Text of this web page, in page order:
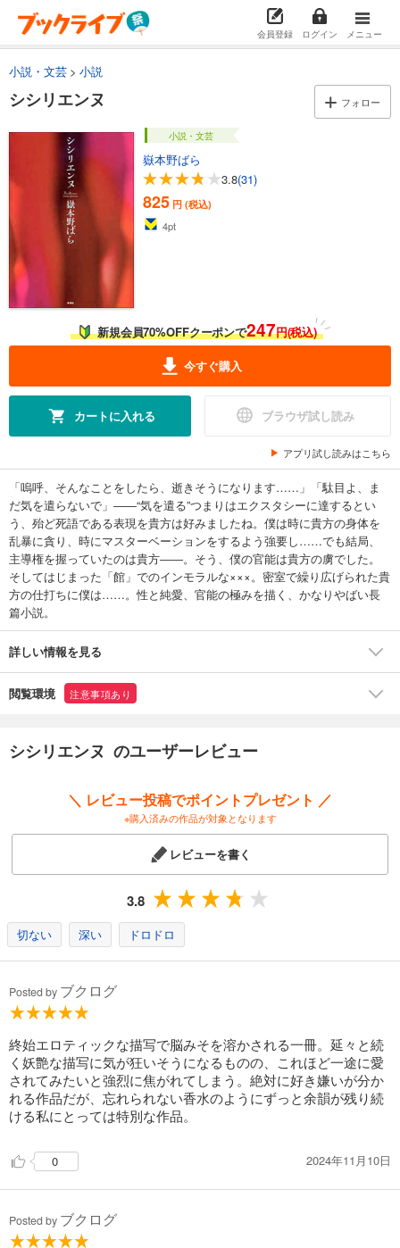
会員登録 ログイン メニュー
小説・文芸 小説
シシリエンヌ フォロー
小説・文芸
嶽本野ばら
3.8(31)
825 円 (税込)
4pt
新規会員70%OFFクーポンで247円(税込)
今すぐ購入
カートに入れる ブラウザ試し読み
アプリ試し読みはこちら
「嗚呼、そんなことをしたら、逝きそうになります……」「駄目よ、ま
だ気を遣らないで」――“気を遣る”つまりはエクスタシーに達するとい
う、殆ど死語である表現を貴方は好みましたね。僕は時に貴方の身体を
乱暴に貪り、時にマスターベーションをするよう強要し……でも結局、
主導権を握っていたのは貴方――。そう、僕の官能は貴方の虜でした。
そしてはじまった「館」でのインモラルな×××。密室で繰り広げられた貴
方の仕打ちに僕は……。性と純愛、官能の極みを描く、かなりやばい長
篇小説。
詳しい情報を見る
閲覧環境 注意事項あり
シシリエンヌ のユーザーレビュー
＼ レビュー投稿でポイントプレゼント ／
※購入済みの作品が対象となります
レビューを書く
3.8
切ない 深い ドロドロ
Posted by ブクログ
終始エロティックな描写で脳みそを溶かされる一冊。延々と続
く妖艶な描写に気が狂いそうになるものの、これほど一途に愛
されてみたいと強烈に焦がれてしまう。絶対に好き嫌いが分か
れる作品だが、忘れられない香水のようにずっと余韻が残り続
ける私にとっては特別な作品。
0 2024年11月10日
Posted by ブクログ